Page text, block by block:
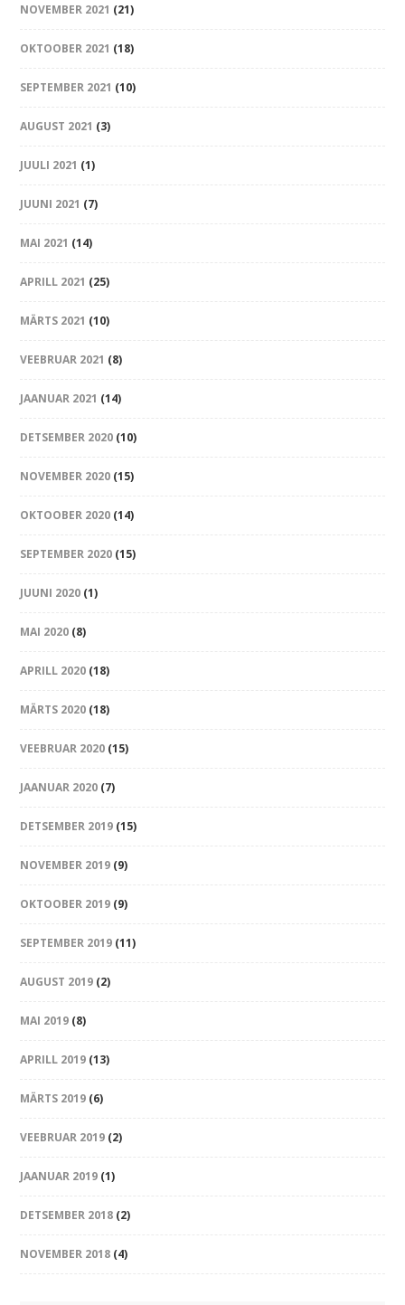
NOVEMBER 2021 (21)
OKTOOBER 2021 (18)
SEPTEMBER 2021 (10)
AUGUST 2021 (3)
JUULI 2021 (1)
JUUNI 2021 (7)
MAI 2021 (14)
APRILL 2021 (25)
MÄRTS 2021 (10)
VEEBRUAR 2021 (8)
JAANUAR 2021 (14)
DETSEMBER 2020 (10)
NOVEMBER 2020 (15)
OKTOOBER 2020 (14)
SEPTEMBER 2020 (15)
JUUNI 2020 (1)
MAI 2020 (8)
APRILL 2020 (18)
MÄRTS 2020 (18)
VEEBRUAR 2020 (15)
JAANUAR 2020 (7)
DETSEMBER 2019 (15)
NOVEMBER 2019 (9)
OKTOOBER 2019 (9)
SEPTEMBER 2019 (11)
AUGUST 2019 (2)
MAI 2019 (8)
APRILL 2019 (13)
MÄRTS 2019 (6)
VEEBRUAR 2019 (2)
JAANUAR 2019 (1)
DETSEMBER 2018 (2)
NOVEMBER 2018 (4)